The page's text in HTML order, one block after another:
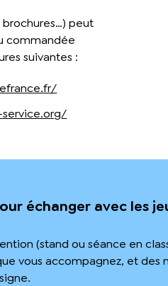
peut
commandée
suivantes :
échanger avec les
(stand ou séance en
vous accompagnez, et des